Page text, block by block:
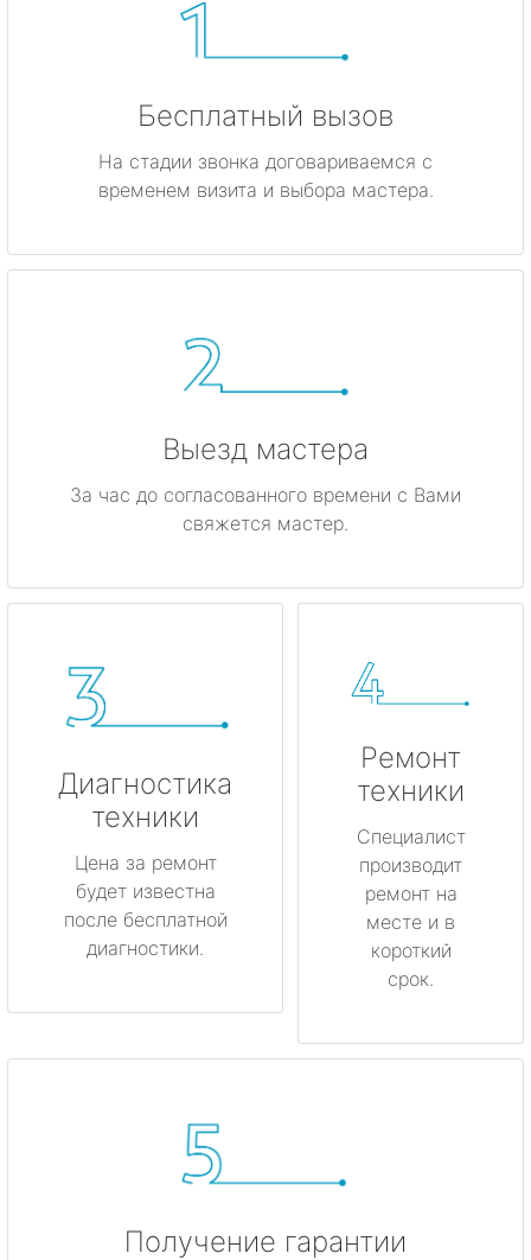
Бесплатный вызов
На стадии звонка договариваемся с
временем визита и выбора мастера.
Выезд мастера
За час до согласованного времени с Вами
свяжется мастер.
Диагностика
техники
Цена за ремонт
будет известна
после бесплатной
диагностики.
Ремонт
техники
Специалист
производит
ремонт на
месте и в
короткий
срок.
Получение гарантии